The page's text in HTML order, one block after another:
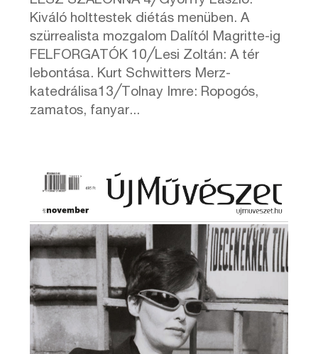
Kiváló holttestek diétás menüben. A
szürrealista mozgalom Dalítól Magritte-ig
FELFORGATÓK 10╱Lesi Zoltán: A tér
lebontása. Kurt Schwitters Merz-
katedrálisa13╱Tolnay Imre: Ropogós,
zamatos, fanyar...